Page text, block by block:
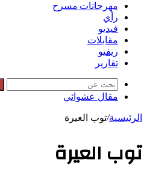
مهرجانات مسرح
رأي
فيديو
مقابلات
ريفيو
تقارير
مقال عشوائي
الرئيسية/توب العيرة
توب العيرة